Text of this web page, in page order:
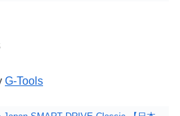
G-Tools